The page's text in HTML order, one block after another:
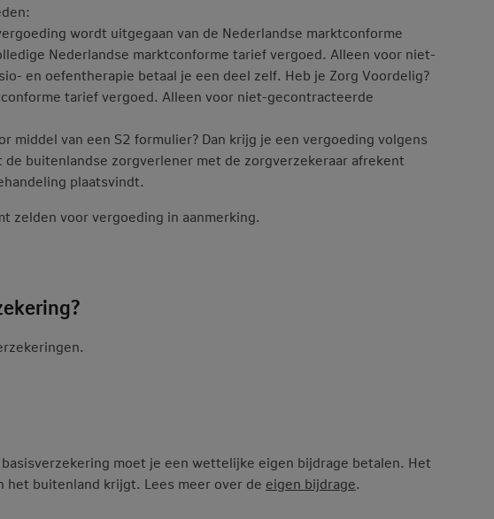
wordt uitgegaan van de Nederlandse marktconforme
Nederlandse marktconforme tarief vergoed. Alleen voor niet-
en oefentherapie betaal je een deel zelf. Heb je Zorg Voordelig?
tarief vergoed. Alleen voor niet-gecontracteerde
middel van een S2 formulier? Dan krijg je een vergoeding volgens
buitenlandse zorgverlener met de zorgverzekeraar afrekent
plaatsvindt.
zelden voor vergoeding in aanmerking.
moet je een wettelijke eigen bijdrage betalen. Het
het buitenland krijgt. Lees meer over de eigen bijdrage.